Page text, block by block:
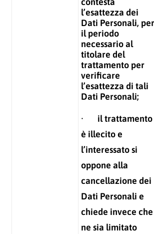
l’esattezza dei
Dati Personali, per
il periodo
necessario al
titolare del
trattamento per
verificare
l’esattezza di tali
Dati Personali;
· il trattamento
è illecito e
l’interessato si
oppone alla
cancellazione dei
Dati Personali e
chiede invece che
ne sia limitato